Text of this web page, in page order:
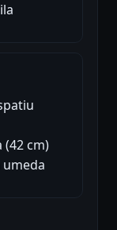
cm)